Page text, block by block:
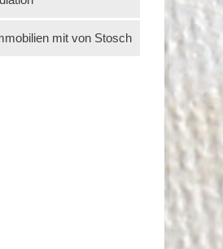
mit von Stosch